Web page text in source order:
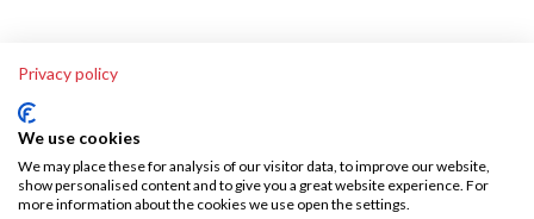
Privacy policy
We use cookies
We may place these for analysis of our visitor data, to improve our website,
show personalised content and to give you a great website experience. For
more information about the cookies we use open the settings.